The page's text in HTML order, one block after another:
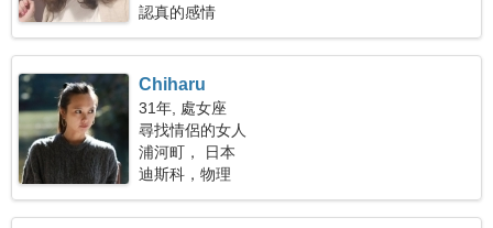
認真的感情
Chiharu
31年, 處女座
尋找情侶的女人
浦河町， 日本
迪斯科，物理